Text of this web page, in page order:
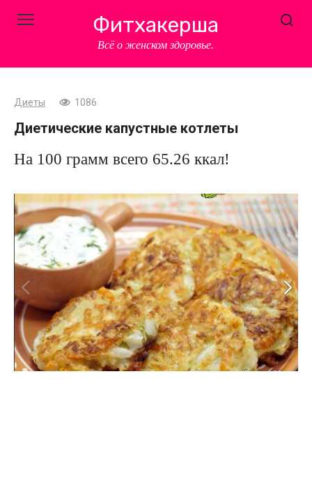
Фитхакерша
Всё о женском здоровье.
Диеты 1086
Диетические капустные котлеты
На 100 грамм всего 65.26 ккал!